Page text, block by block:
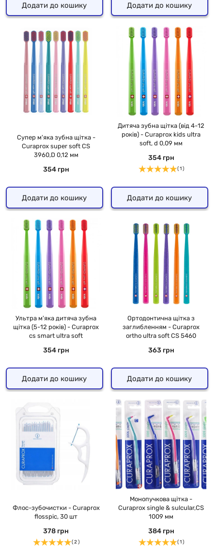
Додати до кошику Додати до кошику
Супер м'яка зубна щітка -
Curaprox super soft CS
3960,D 0,12 мм
354 грн
Додати до кошику
Дитяча зубна щітка (від 4-12
років) - Curaprox kids ultra
soft, d 0,09 мм
354 грн
( 1 )
Додати до кошику
Ультра м'яка дитяча зубна
щітка (5-12 років) - Curaprox
cs smart ultra soft
354 грн
Додати до кошику
Ортодонтична щітка з
заглибленням - Curaprox
ortho ultra soft CS 5460
363 грн
Додати до кошику
Флос-зубочистки - Curaprox
flosspic, 30 шт
378 грн
( 2 )
Монопучкова щітка -
Curaprox single & sulcular,CS
1009 мм
384 грн
( 1 )